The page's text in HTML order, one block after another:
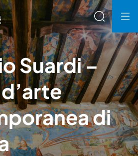
Suardi –
di